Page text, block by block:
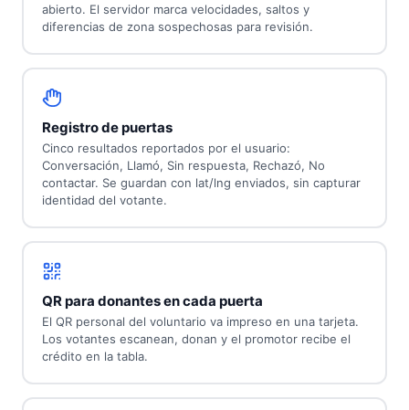
abierto. El servidor marca velocidades, saltos y
diferencias de zona sospechosas para revisión.
Registro de puertas
Cinco resultados reportados por el usuario:
Conversación, Llamó, Sin respuesta, Rechazó, No
contactar. Se guardan con lat/lng enviados, sin capturar
identidad del votante.
QR para donantes en cada puerta
El QR personal del voluntario va impreso en una tarjeta.
Los votantes escanean, donan y el promotor recibe el
crédito en la tabla.